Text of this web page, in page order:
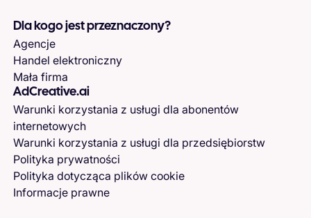
Dla kogo jest przeznaczony?
Agencje
Handel elektroniczny
Mała firma
AdCreative.ai
Warunki korzystania z usługi dla abonentów
internetowych
Warunki korzystania z usługi dla przedsiębiorstw
Polityka prywatności
Polityka dotycząca plików cookie
Informacje prawne